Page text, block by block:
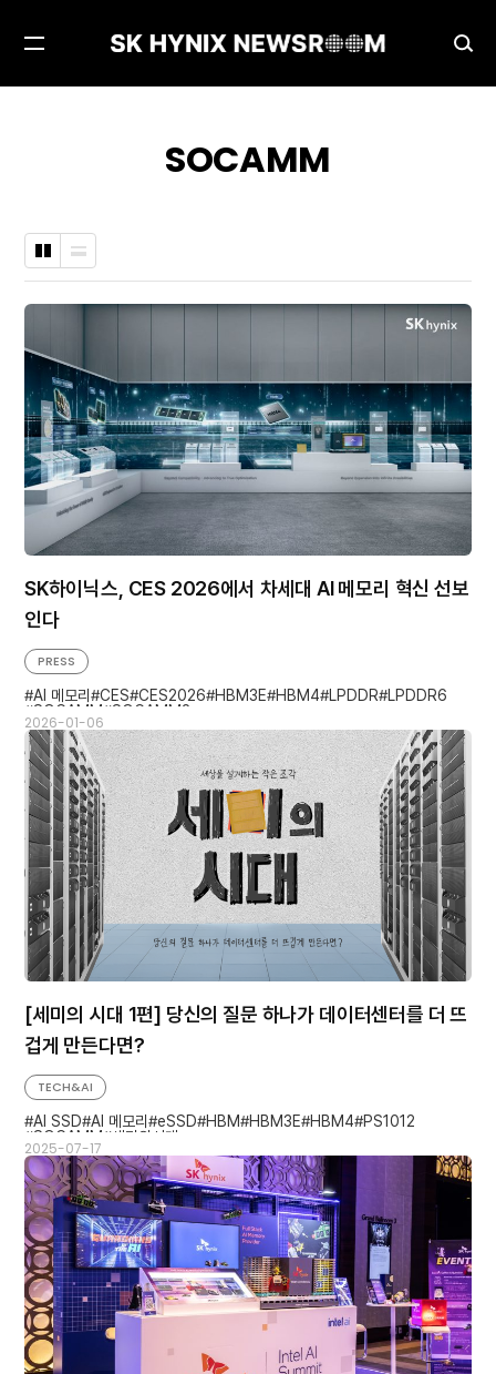
검
색
메
SOCAMM
바
나
SK하이닉스, CES 2026에서 차세대 AI 메모리 혁신 선보
인다
2026-01-06
PRESS
AI 메모리
CES CES2026 HBM3E HBM4 LPDDR LPDDR6
SOCAMM
SOCAMM2
[세미의 시대 1편] 당신의 질문 하나가 데이터센터를 더 뜨
겁게 만든다면?
2025-07-17
TECH&AI
AI SSD AI 메모리 eSSD HBM HBM3E HBM4 PS1012
SOCAMM
세미의시대